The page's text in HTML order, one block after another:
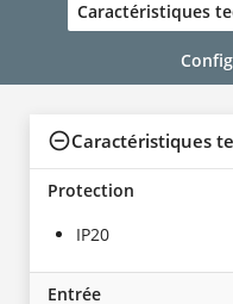
Caractéristiques
Caractéristiques
Protection
IP20
Entrée